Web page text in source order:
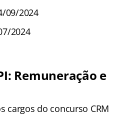
09/2024
2024
Remuneração e
cargos do concurso CRM